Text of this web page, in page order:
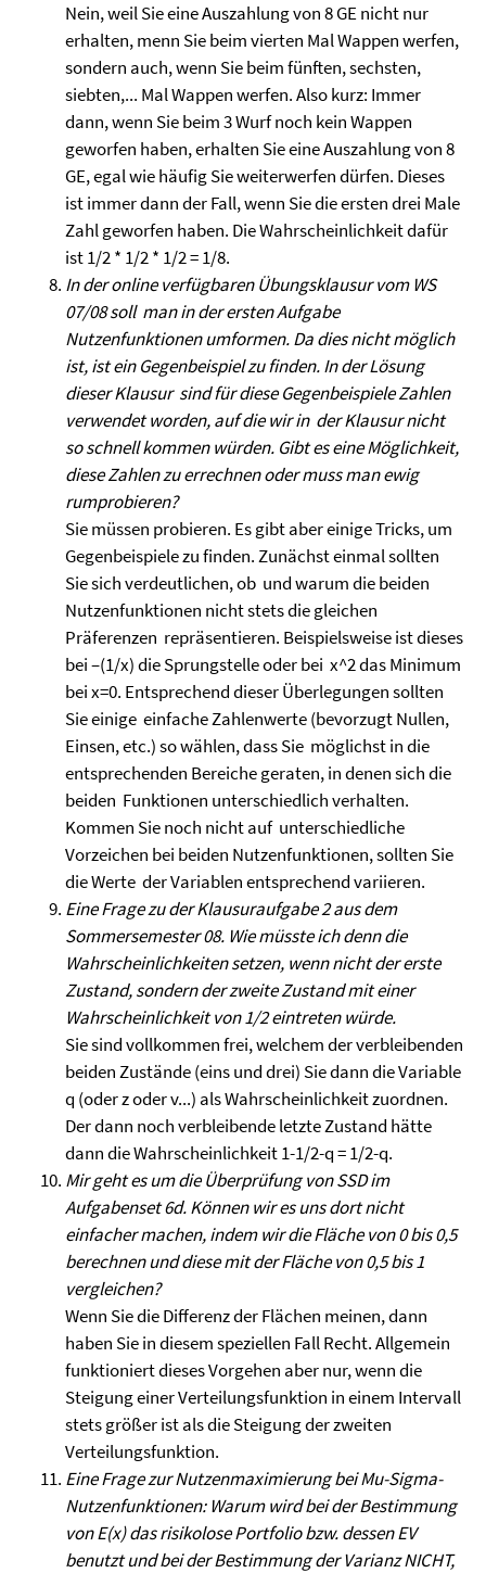
Nein, weil Sie eine Auszahlung von 8 GE nicht nur
erhalten, menn Sie beim vierten Mal Wappen werfen,
sondern auch, wenn Sie beim fünften, sechsten,
siebten,... Mal Wappen werfen. Also kurz: Immer
dann, wenn Sie beim 3 Wurf noch kein Wappen
geworfen haben, erhalten Sie eine Auszahlung von 8
GE, egal wie häufig Sie weiterwerfen dürfen. Dieses
ist immer dann der Fall, wenn Sie die ersten drei Male
Zahl geworfen haben. Die Wahrscheinlichkeit dafür
ist 1/2 * 1/2 * 1/2 = 1/8.
In der online verfügbaren Übungsklausur vom WS
07/08 soll man in der ersten Aufgabe
Nutzenfunktionen umformen. Da dies nicht möglich
ist, ist ein Gegenbeispiel zu finden. In der Lösung
dieser Klausur sind für diese Gegenbeispiele Zahlen
verwendet worden, auf die wir in der Klausur nicht
so schnell kommen würden. Gibt es eine Möglichkeit,
diese Zahlen zu errechnen oder muss man ewig
rumprobieren?
Sie müssen probieren. Es gibt aber einige Tricks, um
Gegenbeispiele zu finden. Zunächst einmal sollten
Sie sich verdeutlichen, ob und warum die beiden
Nutzenfunktionen nicht stets die gleichen
Präferenzen repräsentieren. Beispielsweise ist dieses
bei –(1/x) die Sprungstelle oder bei x^2 das Minimum
bei x=0. Entsprechend dieser Überlegungen sollten
Sie einige einfache Zahlenwerte (bevorzugt Nullen,
Einsen, etc.) so wählen, dass Sie möglichst in die
entsprechenden Bereiche geraten, in denen sich die
beiden Funktionen unterschiedlich verhalten.
Kommen Sie noch nicht auf unterschiedliche
Vorzeichen bei beiden Nutzenfunktionen, sollten Sie
die Werte der Variablen entsprechend variieren.
Eine Frage zu der Klausuraufgabe 2 aus dem
Sommersemester 08. Wie müsste ich denn die
Wahrscheinlichkeiten setzen, wenn nicht der erste
Zustand, sondern der zweite Zustand mit einer
Wahrscheinlichkeit von 1/2 eintreten würde.
Sie sind vollkommen frei, welchem der verbleibenden
beiden Zustände (eins und drei) Sie dann die Variable
q (oder z oder v...) als Wahrscheinlichkeit zuordnen.
Der dann noch verbleibende letzte Zustand hätte
dann die Wahrscheinlichkeit 1-1/2-q = 1/2-q.
Mir geht es um die Überprüfung von SSD im
Aufgabenset 6d. Können wir es uns dort nicht
einfacher machen, indem wir die Fläche von 0 bis 0,5
berechnen und diese mit der Fläche von 0,5 bis 1
vergleichen?
Wenn Sie die Differenz der Flächen meinen, dann
haben Sie in diesem speziellen Fall Recht. Allgemein
funktioniert dieses Vorgehen aber nur, wenn die
Steigung einer Verteilungsfunktion in einem Intervall
stets größer ist als die Steigung der zweiten
Verteilungsfunktion.
Eine Frage zur Nutzenmaximierung bei Mu-Sigma-
Nutzenfunktionen: Warum wird bei der Bestimmung
von E(x) das risikolose Portfolio bzw. dessen EV
benutzt und bei der Bestimmung der Varianz NICHT,